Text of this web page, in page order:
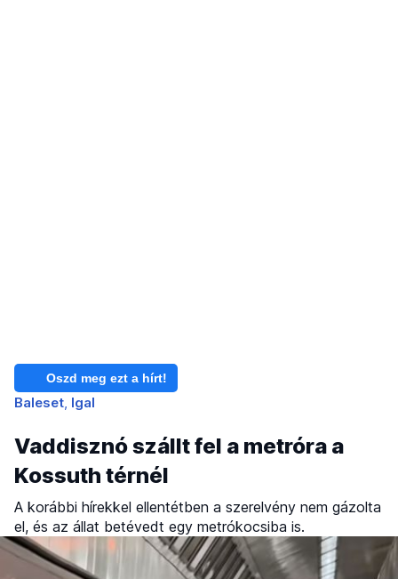
Oszd meg ezt a hírt!
Baleset Igal
Vaddisznó szállt fel a metróra a
Kossuth térnél
A korábbi hírekkel ellentétben a szerelvény nem gázolta
el, és az állat betévedt egy metrókocsiba is.